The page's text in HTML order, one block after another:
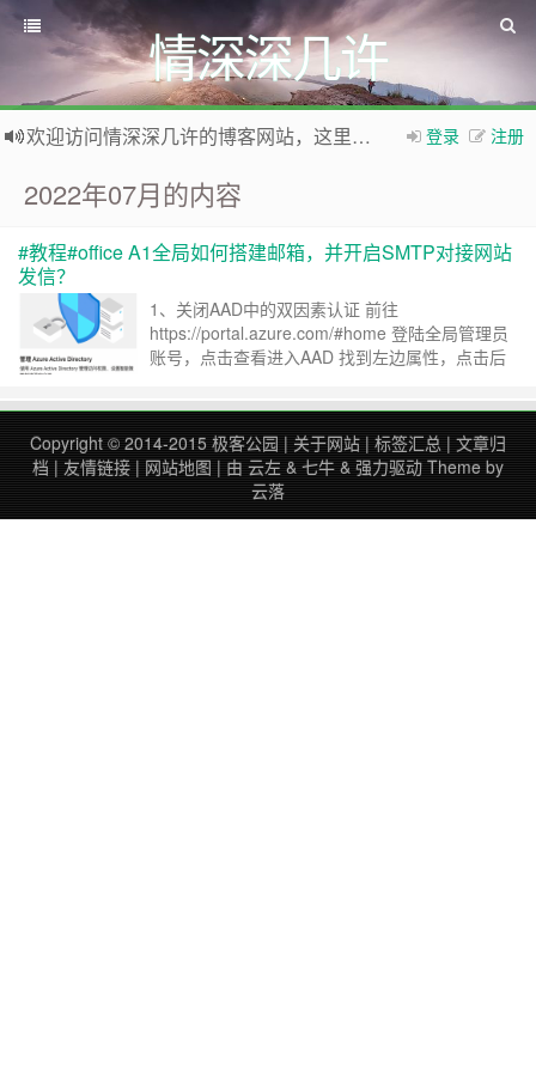
情深深几许
登录 注册
欢迎访问情深深几许的博客网站，这里有免费网络资源信息，WordPress教程，Python、MySQL教程
2022年07月的内容
#教程#office A1全局如何搭建邮箱，并开启SMTP对接网站
发信？
1、关闭AAD中的双因素认证 前往
https://portal.azure.com/#home 登陆全局管理员
账号，点击查看进入AAD 找到左边属性，点击后
设置为 否 2、为特定用户开启smtp 使用全局管理
https://admin.microsoft.com/Adminportal/Home#
……继续阅读 »
Copyright © 2014-2015 极客公园 | 关于网站 | 标签汇总 | 文章归
档 | 友情链接 | 网站地图 | 由 云左 & 七牛 & 强力驱动 Theme by
云落